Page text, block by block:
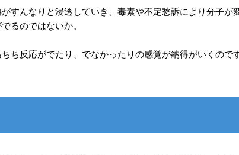
すんなりと浸透していき、毒素や不定愁訴により分子が
るのではないか。
ち反応がでたり、でなかったりの感覚が納得がいくのです